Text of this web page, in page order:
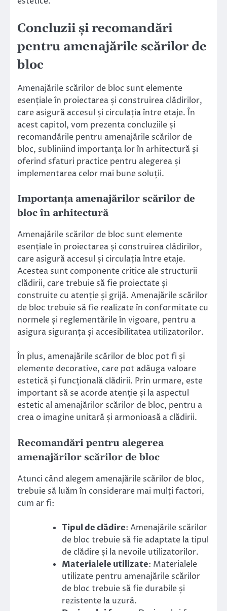
Concluzii și recomandări
pentru amenajările scărilor de
bloc
Amenajările scărilor de bloc sunt elemente
esențiale în proiectarea și construirea clădirilor,
care asigură accesul și circulația între etaje. În
acest capitol, vom prezenta concluziile și
recomandările pentru amenajările scărilor de
bloc, subliniind importanța lor în arhitectură și
oferind sfaturi practice pentru alegerea și
implementarea celor mai bune soluții.
Importanța amenajărilor scărilor de
bloc în arhitectură
Amenajările scărilor de bloc sunt elemente
esențiale în proiectarea și construirea clădirilor,
care asigură accesul și circulația între etaje.
Acestea sunt componente critice ale structurii
clădirii, care trebuie să fie proiectate și
construite cu atenție și grijă. Amenajările scărilor
de bloc trebuie să fie realizate în conformitate cu
normele și reglementările în vigoare, pentru a
asigura siguranța și accesibilitatea utilizatorilor.
În plus, amenajările scărilor de bloc pot fi și
elemente decorative, care pot adăuga valoare
estetică și funcțională clădirii. Prin urmare, este
important să se acorde atenție și la aspectul
estetic al amenajărilor scărilor de bloc, pentru a
crea o imagine unitară și armonioasă a clădirii.
Recomandări pentru alegerea
amenajărilor scărilor de bloc
Atunci când alegem amenajările scărilor de bloc,
trebuie să luăm în considerare mai mulți factori,
cum ar fi:
Tipul de clădire: Amenajările scărilor
de bloc trebuie să fie adaptate la tipul
de clădire și la nevoile utilizatorilor.
Materialele utilizate: Materialele
utilizate pentru amenajările scărilor
de bloc trebuie să fie durabile și
rezistente la uzură.